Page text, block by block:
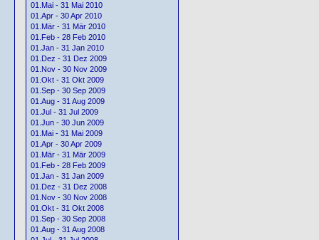
01.Mai - 31 Mai 2010
01.Apr - 30 Apr 2010
01.Mär - 31 Mär 2010
01.Feb - 28 Feb 2010
01.Jan - 31 Jan 2010
01.Dez - 31 Dez 2009
01.Nov - 30 Nov 2009
01.Okt - 31 Okt 2009
01.Sep - 30 Sep 2009
01.Aug - 31 Aug 2009
01.Jul - 31 Jul 2009
01.Jun - 30 Jun 2009
01.Mai - 31 Mai 2009
01.Apr - 30 Apr 2009
01.Mär - 31 Mär 2009
01.Feb - 28 Feb 2009
01.Jan - 31 Jan 2009
01.Dez - 31 Dez 2008
01.Nov - 30 Nov 2008
01.Okt - 31 Okt 2008
01.Sep - 30 Sep 2008
01.Aug - 31 Aug 2008